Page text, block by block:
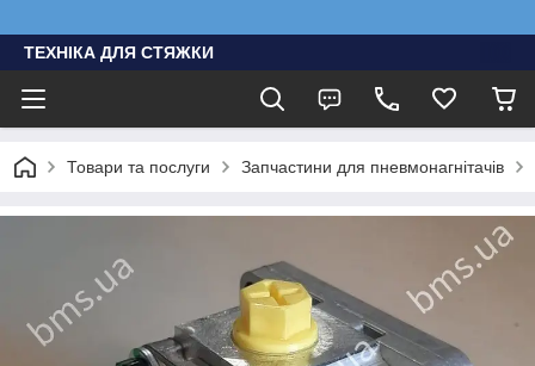
ТЕХНІКА ДЛЯ СТЯЖКИ
Товари та послуги Запчастини для пневмонагнітачів